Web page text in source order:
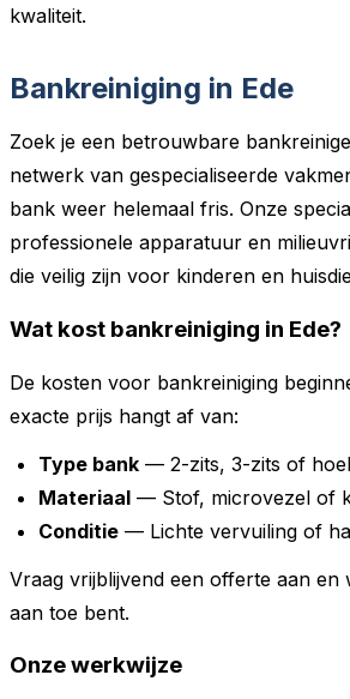
kwaliteit.
Bankreiniging in Ede
Zoek je een betrouwbare
netwerk van gespecialiseerde
bank weer helemaal fris. Onze
professionele apparatuur en
die veilig zijn voor kinderen en
Wat kost bankreiniging in Ede?
De kosten voor bankreiniging
exacte prijs hangt af van:
Type bank — 2-zits, 3-zits of
Materiaal — Stof, microvezel of
Conditie — Lichte vervuiling of
Vraag vrijblijvend een offerte aan en
aan toe bent.
Onze werkwijze